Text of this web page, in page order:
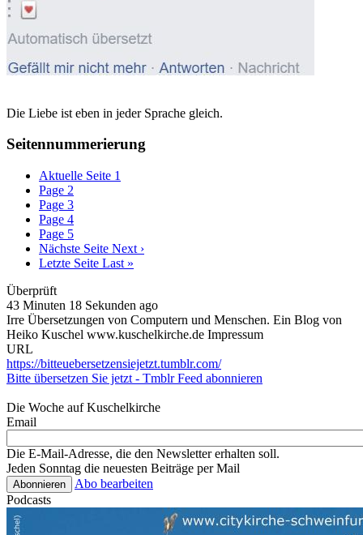
Die Liebe ist eben in jeder Sprache gleich.
Seitennummerierung
Aktuelle Seite 1
Page 2
Page 3
Page 4
Page 5
Nächste Seite Next ›
Letzte Seite Last »
Überprüft
43 Minuten 18 Sekunden ago
Irre Übersetzungen von Computern und Menschen. Ein Blog von
Heiko Kuschel www.kuschelkirche.de Impressum
URL
https://bitteuebersetzensiejetzt.tumblr.com/
Bitte übersetzen Sie jetzt - Tmblr Feed abonnieren
Die Woche auf Kuschelkirche
Email
Die E-Mail-Adresse, die den Newsletter erhalten soll.
Jeden Sonntag die neuesten Beiträge per Mail
Abo bearbeiten
Podcasts